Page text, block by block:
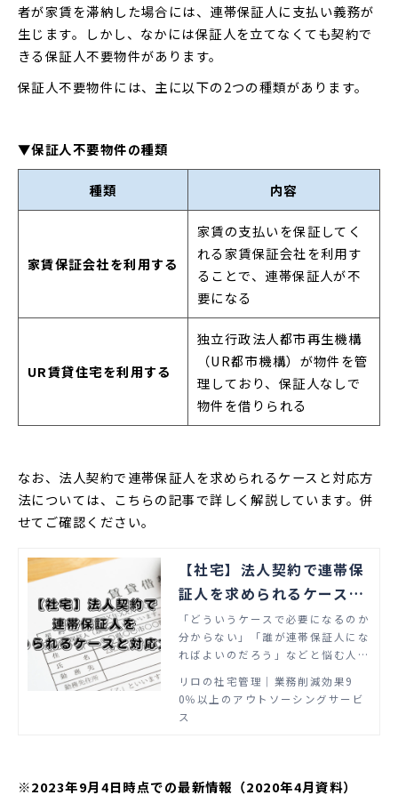
者が家賃を滞納した場合には、連帯保証人に支払い義務が
生じます。しかし、なかには保証人を立てなくても契約で
きる保証人不要物件があります。
保証人不要物件には、主に以下の2つの種類があります。
▼保証人不要物件の種類
種類 内容
家賃保証会社を利用する
家賃の支払いを保証してく
れる家賃保証会社を利用す
ることで、連帯保証人が不
要になる
UR賃貸住宅を利用する
独立行政法人都市再生機構
（UR都市機構）が物件を管
理しており、保証人なしで
物件を借りられる
なお、法人契約で連帯保証人を求められるケースと対応方
法については、こちらの記事で詳しく解説しています。併
せてご確認ください。
【社宅】法人契約で連帯保
証人を求められるケースと
対応方法
「どういうケースで必要になるのか
分からない」「誰が連帯保証人にな
ればよいのだろう」などと悩む人
方へ、この記事では、社宅の契約時
に連帯保証人を求められるケースと
求められた場合の対応、契約時の必
リロの社宅管理│業務削減効果9
0％以上のアウトソーシングサービ
ス
※2023年9月4日時点での最新情報（2020年4月資料）